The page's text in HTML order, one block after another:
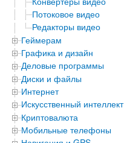
Потоковое видео
Редакторы видео
Геймерам
Графика и дизайн
Деловые программы
Диски и файлы
Интернет
Искусственный интеллект
Криптовалюта
Мобильные телефоны